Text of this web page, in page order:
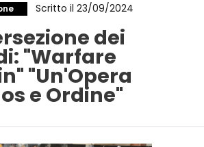
Scritto il 23/09/2024
dei
"Warfare
"Un'Opera
e Ordine"